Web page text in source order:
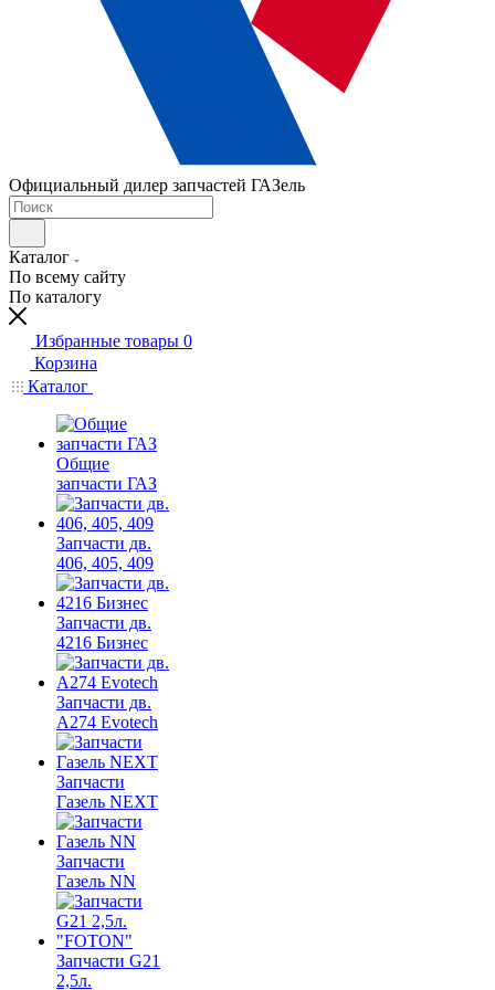
Официальный дилер запчастей ГАЗель
Каталог
По всему сайту
По каталогу
Избранные товары 0
Корзина
Каталог
Общие
запчасти ГАЗ
Запчасти дв.
406, 405, 409
Запчасти дв.
4216 Бизнес
Запчасти дв.
A274 Evotech
Запчасти
Газель NEXT
Запчасти
Газель NN
Запчасти G21
2,5л.